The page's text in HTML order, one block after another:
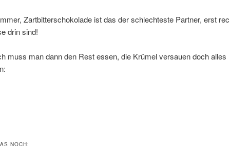
Zartbitterschokolade ist das der schlechteste Partner, erst
drin sind!
muss man dann den Rest essen, die Krümel versauen doch alles
NOCH: